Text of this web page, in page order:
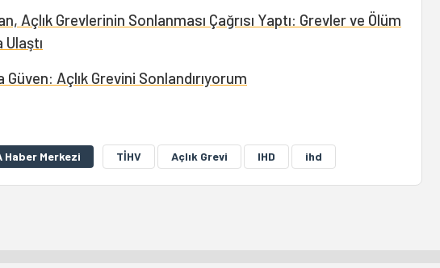
Açlık Grevlerinin Sonlanması Çağrısı Yaptı: Grevler ve Ölüm
Ulaştı
Açlık Grevini Sonlandırıyorum
Haber Merkezi TİHV Açlık Grevi IHD ihd